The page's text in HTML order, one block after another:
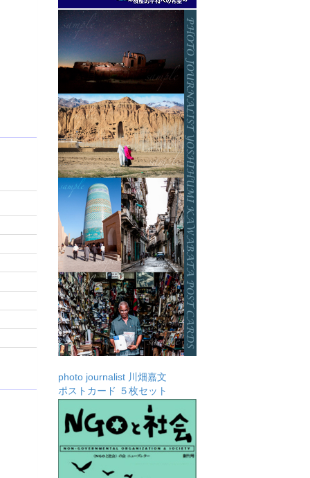
photo journalist 川畑嘉文
ポストカード ５枚セット